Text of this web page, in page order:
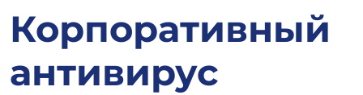
Корпоративный
антивирус